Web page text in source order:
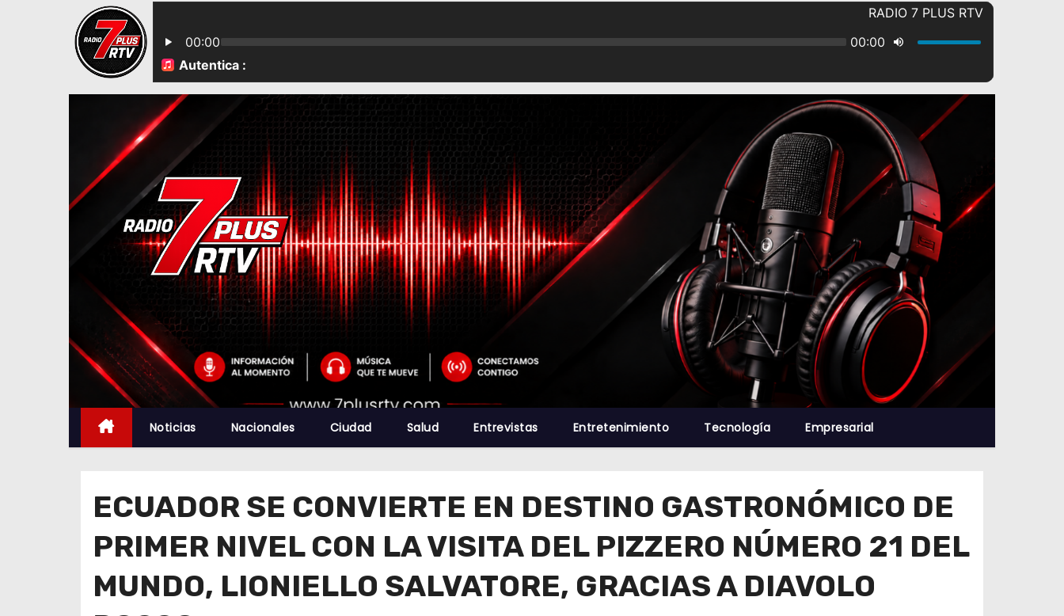
Noticias Nacionales Ciudad Salud Entrevistas Entretenimiento Tecnología Empresarial
ECUADOR SE CONVIERTE EN DESTINO GASTRONÓMICO DE
PRIMER NIVEL CON LA VISITA DEL PIZZERO NÚMERO 21 DEL
MUNDO, LIONIELLO SALVATORE, GRACIAS A DIAVOLO